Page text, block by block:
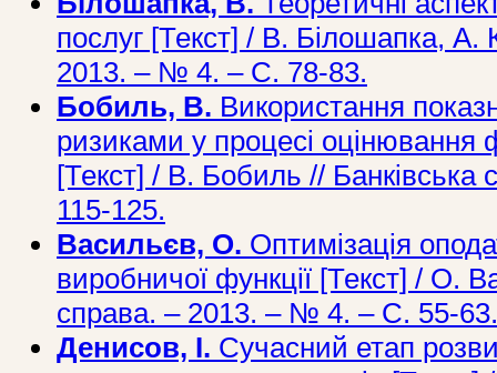
послуг [Текст] / В. Білошапка, А.
2013. – № 4. – С. 78-83.
Бобиль, В. Використання
ризиками у процесі оцінювання
[Текст] / В. Бобиль //
115-125.
Васильєв, О. Оптимізація
виробничої функції [Текст] / О.
справа. – 2013. – № 4. – С. 55-63.
Денисов, І. Сучасний етап